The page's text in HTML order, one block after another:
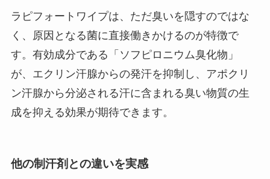
ラピフォートワイプは、ただ臭いを隠すのではな
く、原因となる菌に直接働きかけるのが特徴で
す。有効成分である「ソフピロニウム臭化物」
が、エクリン汗腺からの発汗を抑制し、アポクリ
ン汗腺から分泌される汗に含まれる臭い物質の生
成を抑える効果が期待できます。
他の制汗剤との違いを実感